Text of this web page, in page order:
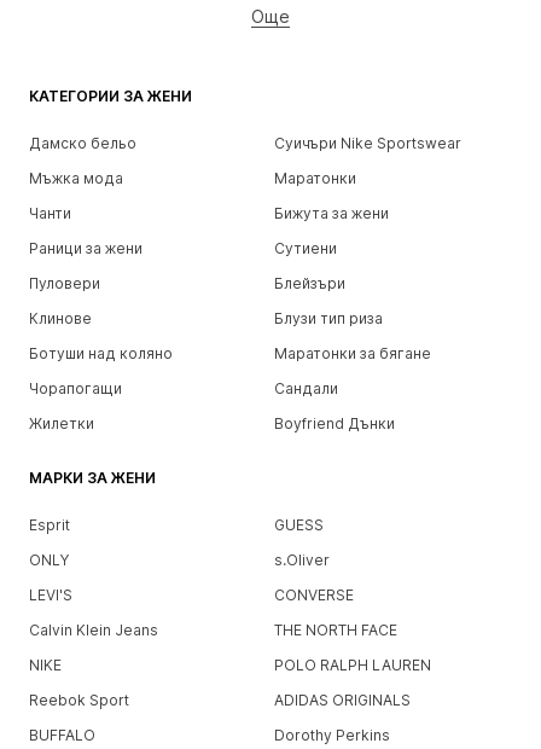
КАТЕГОРИИ ЗА ЖЕНИ
Дамско бельо
Суичъри Nike Sportswear
Мъжка мода
Маратонки
Чанти
Бижута за жени
Раници за жени
Сутиени
Пуловери
Блейзъри
Клинове
Блузи тип риза
Ботуши над коляно
Маратонки за бягане
Чорапогащи
Сандали
Жилетки
Boyfriend Дънки
МАРКИ ЗА ЖЕНИ
Esprit
GUESS
ONLY
s.Oliver
LEVI'S
CONVERSE
Calvin Klein Jeans
THE NORTH FACE
NIKE
POLO RALPH LAUREN
Reebok Sport
ADIDAS ORIGINALS
BUFFALO
Dorothy Perkins
Още